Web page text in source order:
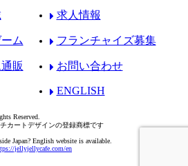
求人情報
ム フランチャイズ募集
販 お問い合わせ
ENGLISH
Reserved.
カートデザインの登録商標です
Japan? English website is available.
jellyjellycafe.com/en